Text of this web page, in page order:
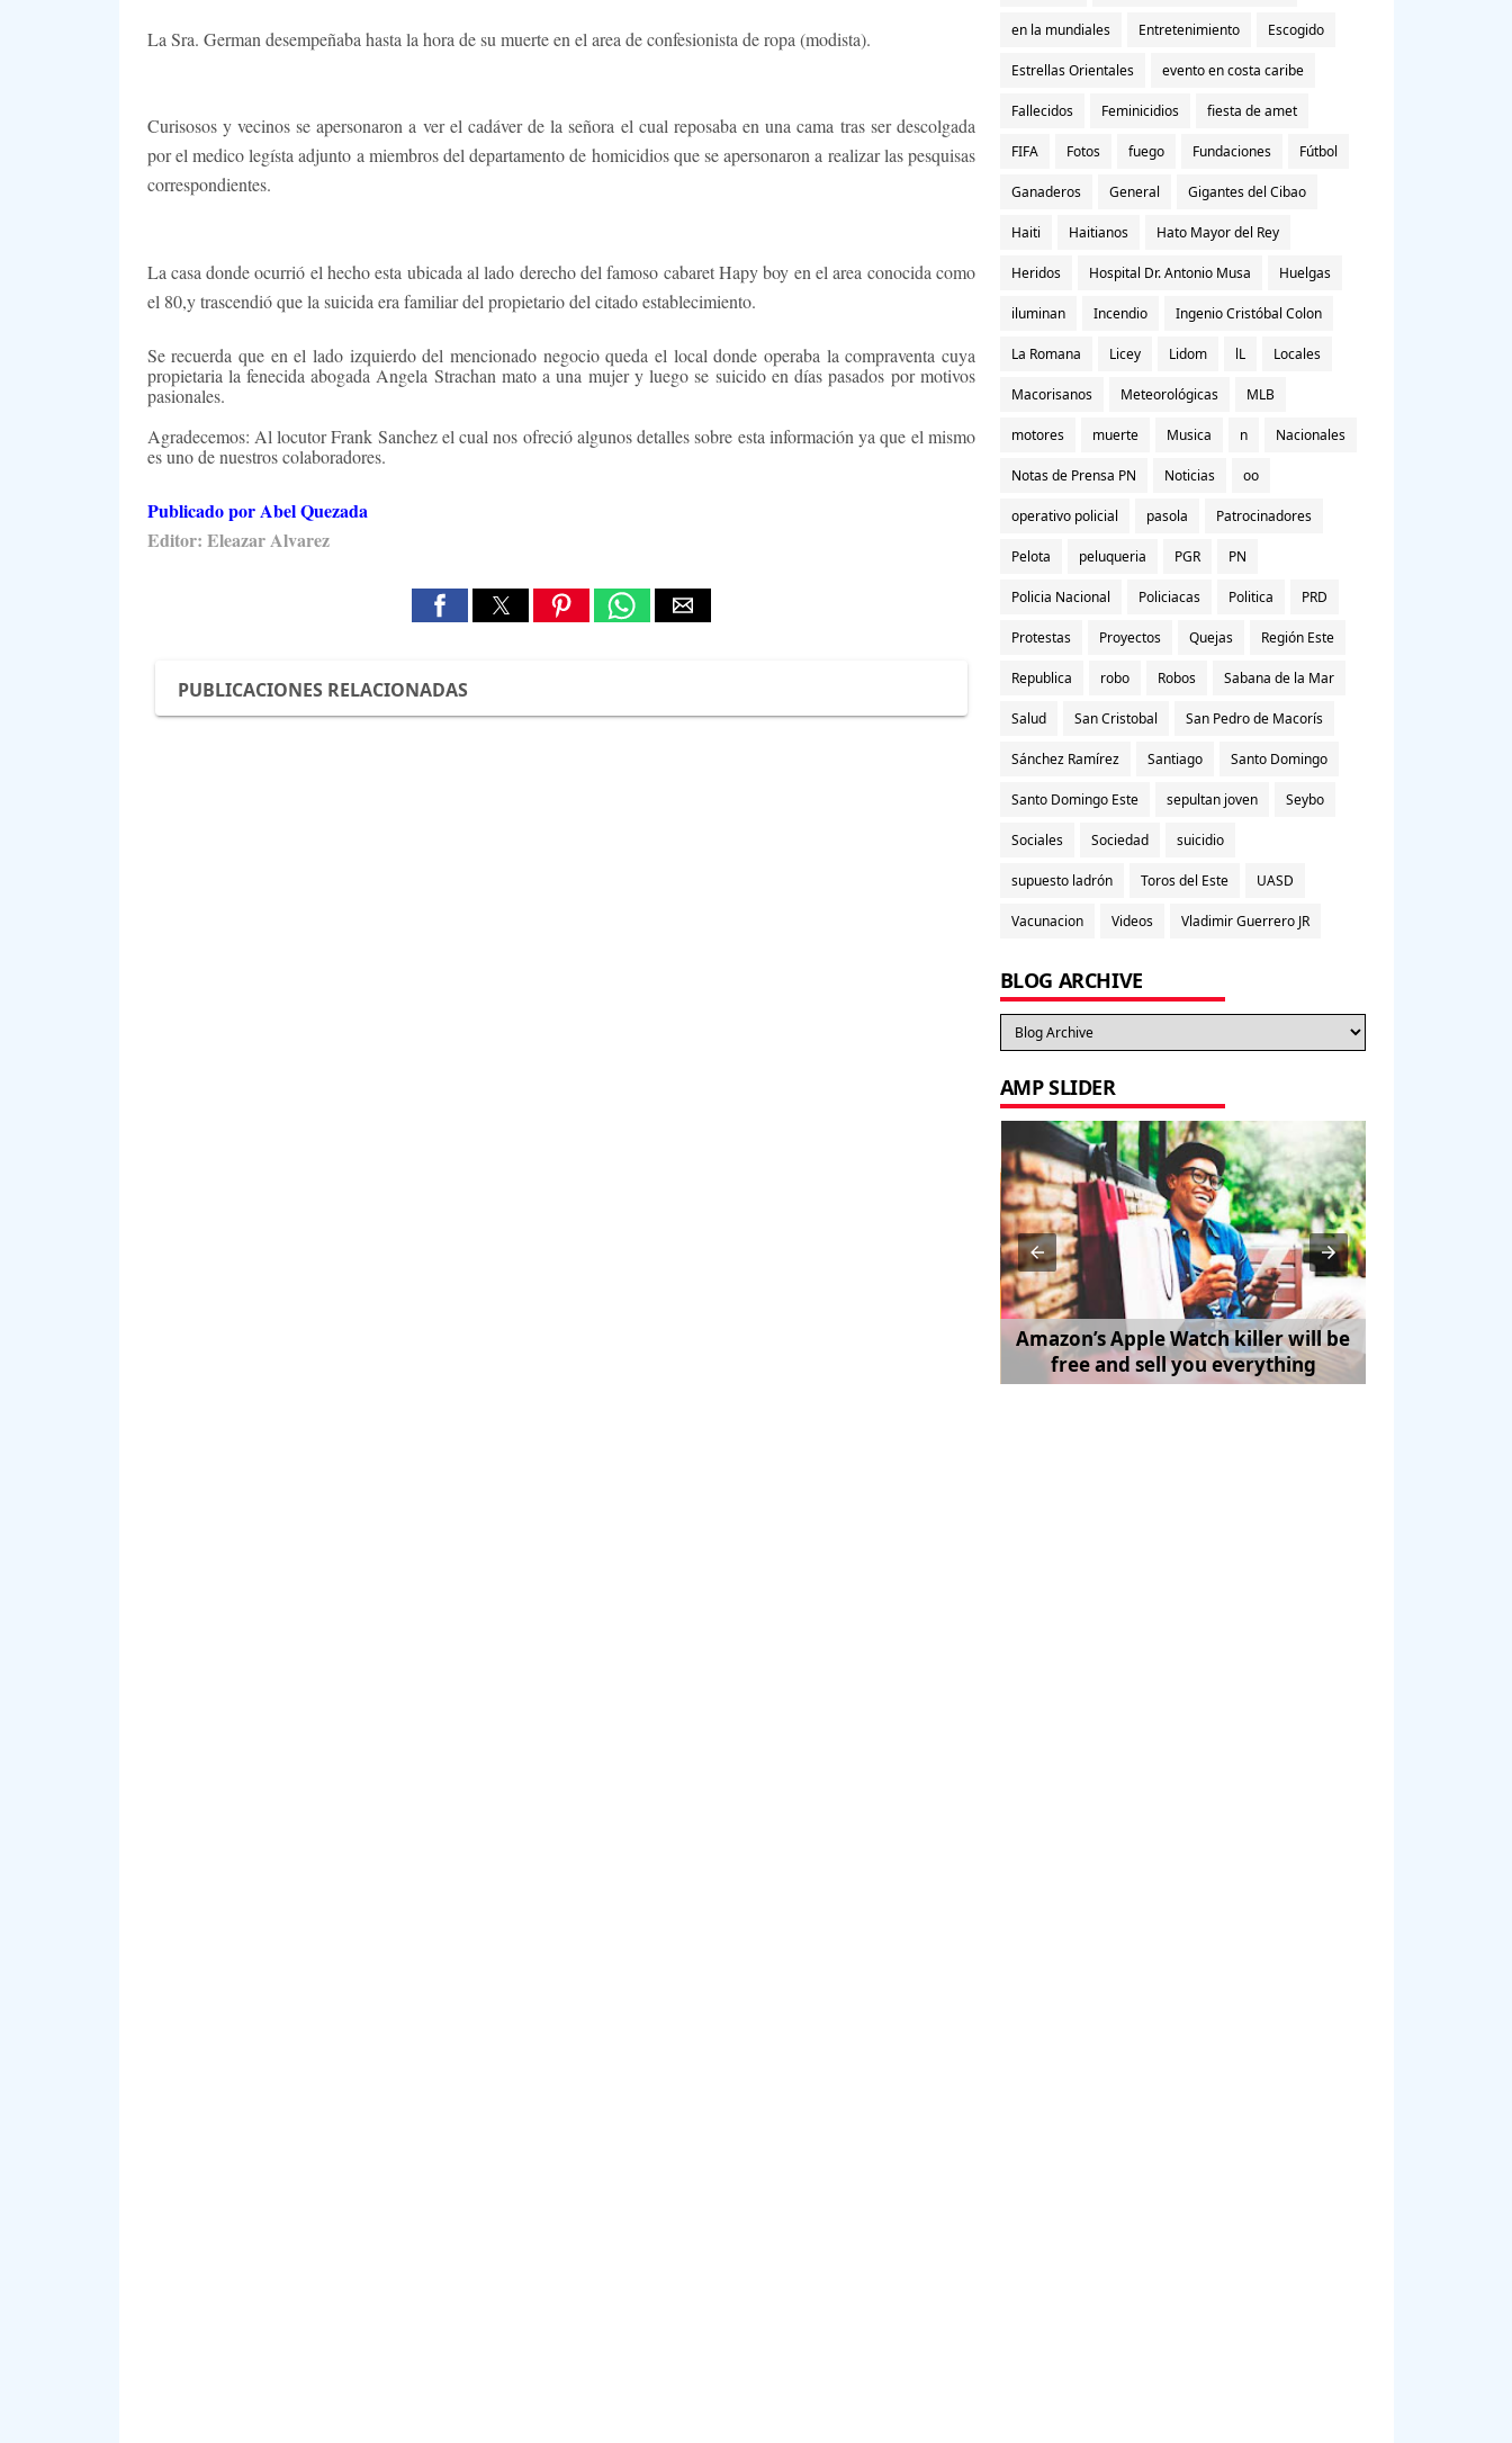
La Sra. German desempeñaba hasta la hora de su muerte en el area de confesionista de ropa (modista).
Curisosos y vecinos se apersonaron a ver el cadáver de la señora el cual reposaba en una cama tras ser descolgada
por el medico legísta adjunto a miembros del departamento de homicidios que se apersonaron a realizar las pesquisas
correspondientes.
La casa donde ocurrió el hecho esta ubicada al lado derecho del famoso cabaret Hapy boy en el area conocida como
el 80,y trascendió que la suicida era familiar del propietario del citado establecimiento.
Se recuerda que en el lado izquierdo del mencionado negocio queda el local donde operaba la compraventa cuya
propietaria la fenecida abogada Angela Strachan mato a una mujer y luego se suicido en días pasados por motivos
pasionales.
Agradecemos: Al locutor Frank Sanchez el cual nos ofreció algunos detalles sobre esta información ya que el mismo
es uno de nuestros colaboradores.
Publicado por Abel Quezada
Editor: Eleazar Alvarez
PUBLICACIONES RELACIONADAS
en la mundiales Entretenimiento Escogido
Estrellas Orientales evento en costa caribe
Fallecidos Feminicidios fiesta de amet
FIFA Fotos fuego Fundaciones Fútbol
Ganaderos General Gigantes del Cibao
Haiti Haitianos Hato Mayor del Rey
Heridos Hospital Dr. Antonio Musa Huelgas
iluminan Incendio Ingenio Cristóbal Colon
La Romana Licey Lidom lL Locales
Macorisanos Meteorológicas MLB
motores muerte Musica n Nacionales
Notas de Prensa PN Noticias oo
operativo policial pasola Patrocinadores
Pelota peluqueria PGR PN
Policia Nacional Policiacas Politica PRD
Protestas Proyectos Quejas Región Este
Republica robo Robos Sabana de la Mar
Salud San Cristobal San Pedro de Macorís
Sánchez Ramírez Santiago Santo Domingo
Santo Domingo Este sepultan joven Seybo
Sociales Sociedad suicidio
supuesto ladrón Toros del Este UASD
Vacunacion Videos Vladimir Guerrero JR
BLOG ARCHIVE
AMP SLIDER
Amazon’s Apple Watch killer will be
free and sell you everything